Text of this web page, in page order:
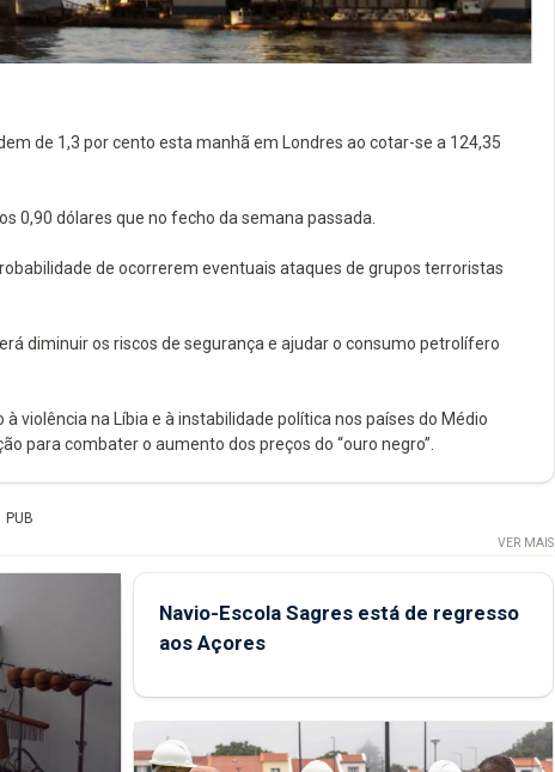
de 1,3 por cento esta manhã em Londres ao cotar-se a 124,35
0,90 dólares que no fecho da semana passada.
de ocorrerem eventuais ataques de grupos terroristas
diminuir os riscos de segurança e ajudar o consumo petrolífero
violência na Líbia e à instabilidade política nos países do Médio
para combater o aumento dos preços do “ouro negro”.
PUB
VER MAIS
Navio-Escola Sagres está de regresso
aos Açores